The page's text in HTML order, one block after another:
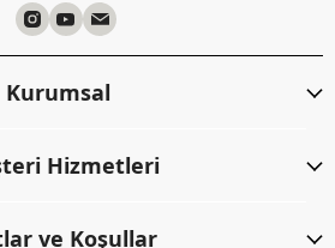
Kurumsal
Hizmetleri
ve Koşullar